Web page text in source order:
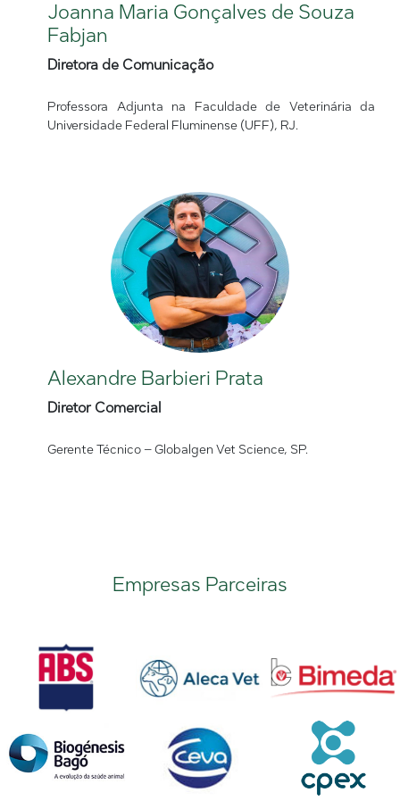
Joanna Maria Gonçalves de Souza
Fabjan
Diretora de Comunicação
Professora Adjunta na Faculdade de Veterinária da
Universidade Federal Fluminense (UFF), RJ.
Alexandre Barbieri Prata
Diretor Comercial
Gerente Técnico – Globalgen Vet Science, SP.
Empresas Parceiras